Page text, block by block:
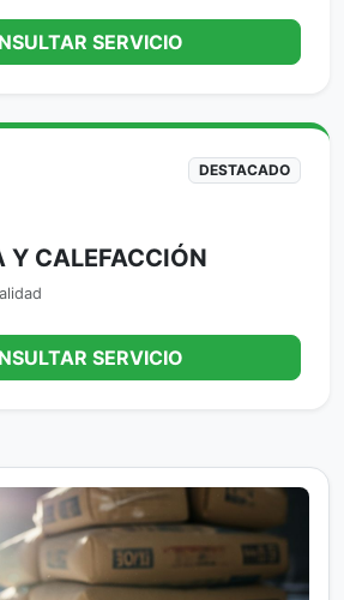
SERVICIO
DESTACADO
Y CALEFACCIÓN
SERVICIO